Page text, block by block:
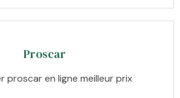
Proscar
proscar en ligne meilleur prix